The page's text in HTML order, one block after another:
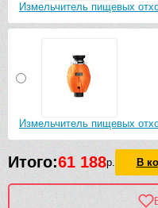
Измельчитель пищевых
Измельчитель пищевых
Итого:61 188р. В